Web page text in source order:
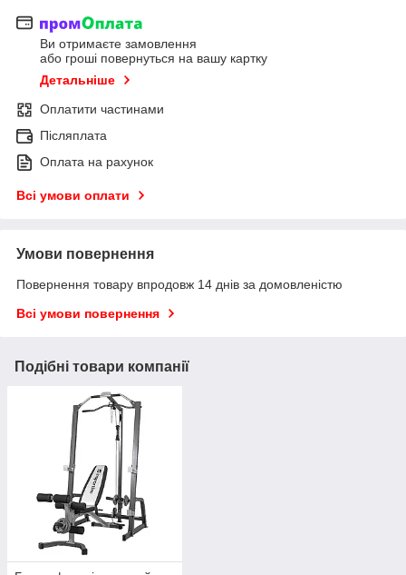
Ви отримаєте замовлення
або гроші повернуться на вашу картку
Детальніше
Оплатити частинами
Післяплата
Оплата на рахунок
Всі умови оплати
Умови повернення
Повернення товару впродовж 14 днів за домовленістю
Всі умови повернення
Подібні товари компанії